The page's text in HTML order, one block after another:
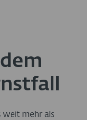
weit mehr als